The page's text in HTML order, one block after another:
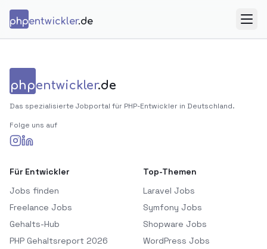
phpentwickler.de
phpentwickler.de
Das spezialisierte Jobportal für PHP-Entwickler in Deutschland.
Folge uns auf
Für Entwickler
Jobs finden
Freelance Jobs
Gehalts-Hub
PHP Gehaltsreport 2026
Top-Themen
Laravel Jobs
Symfony Jobs
Shopware Jobs
WordPress Jobs